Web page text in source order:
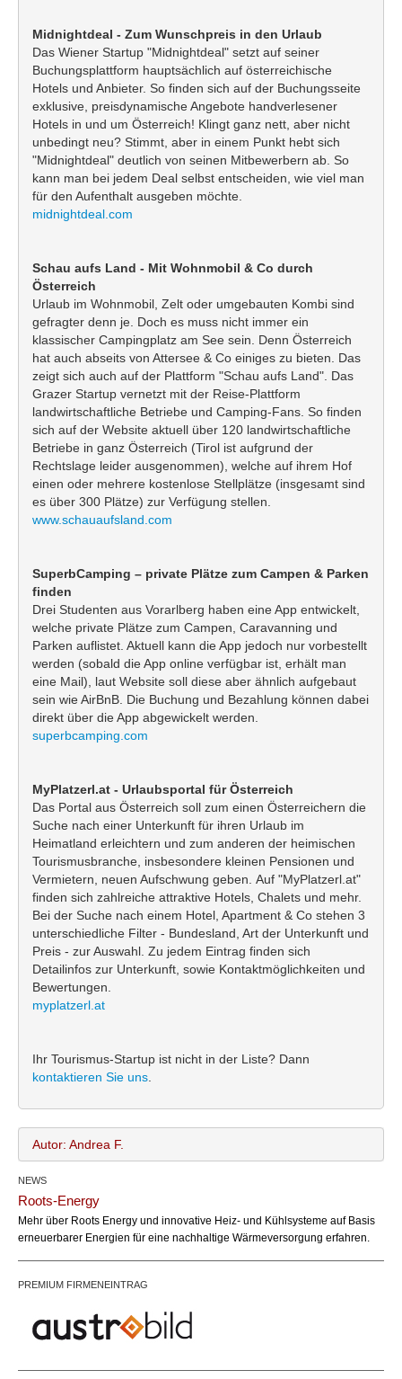
Midnightdeal - Zum Wunschpreis in den Urlaub
Das Wiener Startup "Midnightdeal" setzt auf seiner
Buchungsplattform hauptsächlich auf österreichische
Hotels und Anbieter. So finden sich auf der Buchungsseite
exklusive, preisdynamische Angebote handverlesener
Hotels in und um Österreich! Klingt ganz nett, aber nicht
unbedingt neu? Stimmt, aber in einem Punkt hebt sich
"Midnightdeal" deutlich von seinen Mitbewerbern ab. So
kann man bei jedem Deal selbst entscheiden, wie viel man
für den Aufenthalt ausgeben möchte.
midnightdeal.com
Schau aufs Land - Mit Wohnmobil & Co durch
Österreich
Urlaub im Wohnmobil, Zelt oder umgebauten Kombi sind
gefragter denn je. Doch es muss nicht immer ein
klassischer Campingplatz am See sein. Denn Österreich
hat auch abseits von Attersee & Co einiges zu bieten. Das
zeigt sich auch auf der Plattform "Schau aufs Land". Das
Grazer Startup vernetzt mit der Reise-Plattform
landwirtschaftliche Betriebe und Camping-Fans. So finden
sich auf der Website aktuell über 120 landwirtschaftliche
Betriebe in ganz Österreich (Tirol ist aufgrund der
Rechtslage leider ausgenommen), welche auf ihrem Hof
einen oder mehrere kostenlose Stellplätze (insgesamt sind
es über 300 Plätze) zur Verfügung stellen.
www.schauaufsland.com
SuperbCamping – private Plätze zum Campen & Parken
finden
Drei Studenten aus Vorarlberg haben eine App entwickelt,
welche private Plätze zum Campen, Caravanning und
Parken auflistet. Aktuell kann die App jedoch nur vorbestellt
werden (sobald die App online verfügbar ist, erhält man
eine Mail), laut Website soll diese aber ähnlich aufgebaut
sein wie AirBnB. Die Buchung und Bezahlung können dabei
direkt über die App abgewickelt werden.
superbcamping.com
MyPlatzerl.at - Urlaubsportal für Österreich
Das Portal aus Österreich soll zum einen Österreichern die
Suche nach einer Unterkunft für ihren Urlaub im
Heimatland erleichtern und zum anderen der heimischen
Tourismusbranche, insbesondere kleinen Pensionen und
Vermietern, neuen Aufschwung geben. Auf "MyPlatzerl.at"
finden sich zahlreiche attraktive Hotels, Chalets und mehr.
Bei der Suche nach einem Hotel, Apartment & Co stehen 3
unterschiedliche Filter - Bundesland, Art der Unterkunft und
Preis - zur Auswahl. Zu jedem Eintrag finden sich
Detailinfos zur Unterkunft, sowie Kontaktmöglichkeiten und
Bewertungen.
myplatzerl.at
Ihr Tourismus-Startup ist nicht in der Liste? Dann
kontaktieren Sie uns
Autor: Andrea F.
NEWS
Roots-Energy
Mehr über Roots Energy und innovative Heiz- und Kühlsysteme auf Basis
erneuerbarer Energien für eine nachhaltige Wärmeversorgung erfahren.
PREMIUM FIRMENEINTRAG